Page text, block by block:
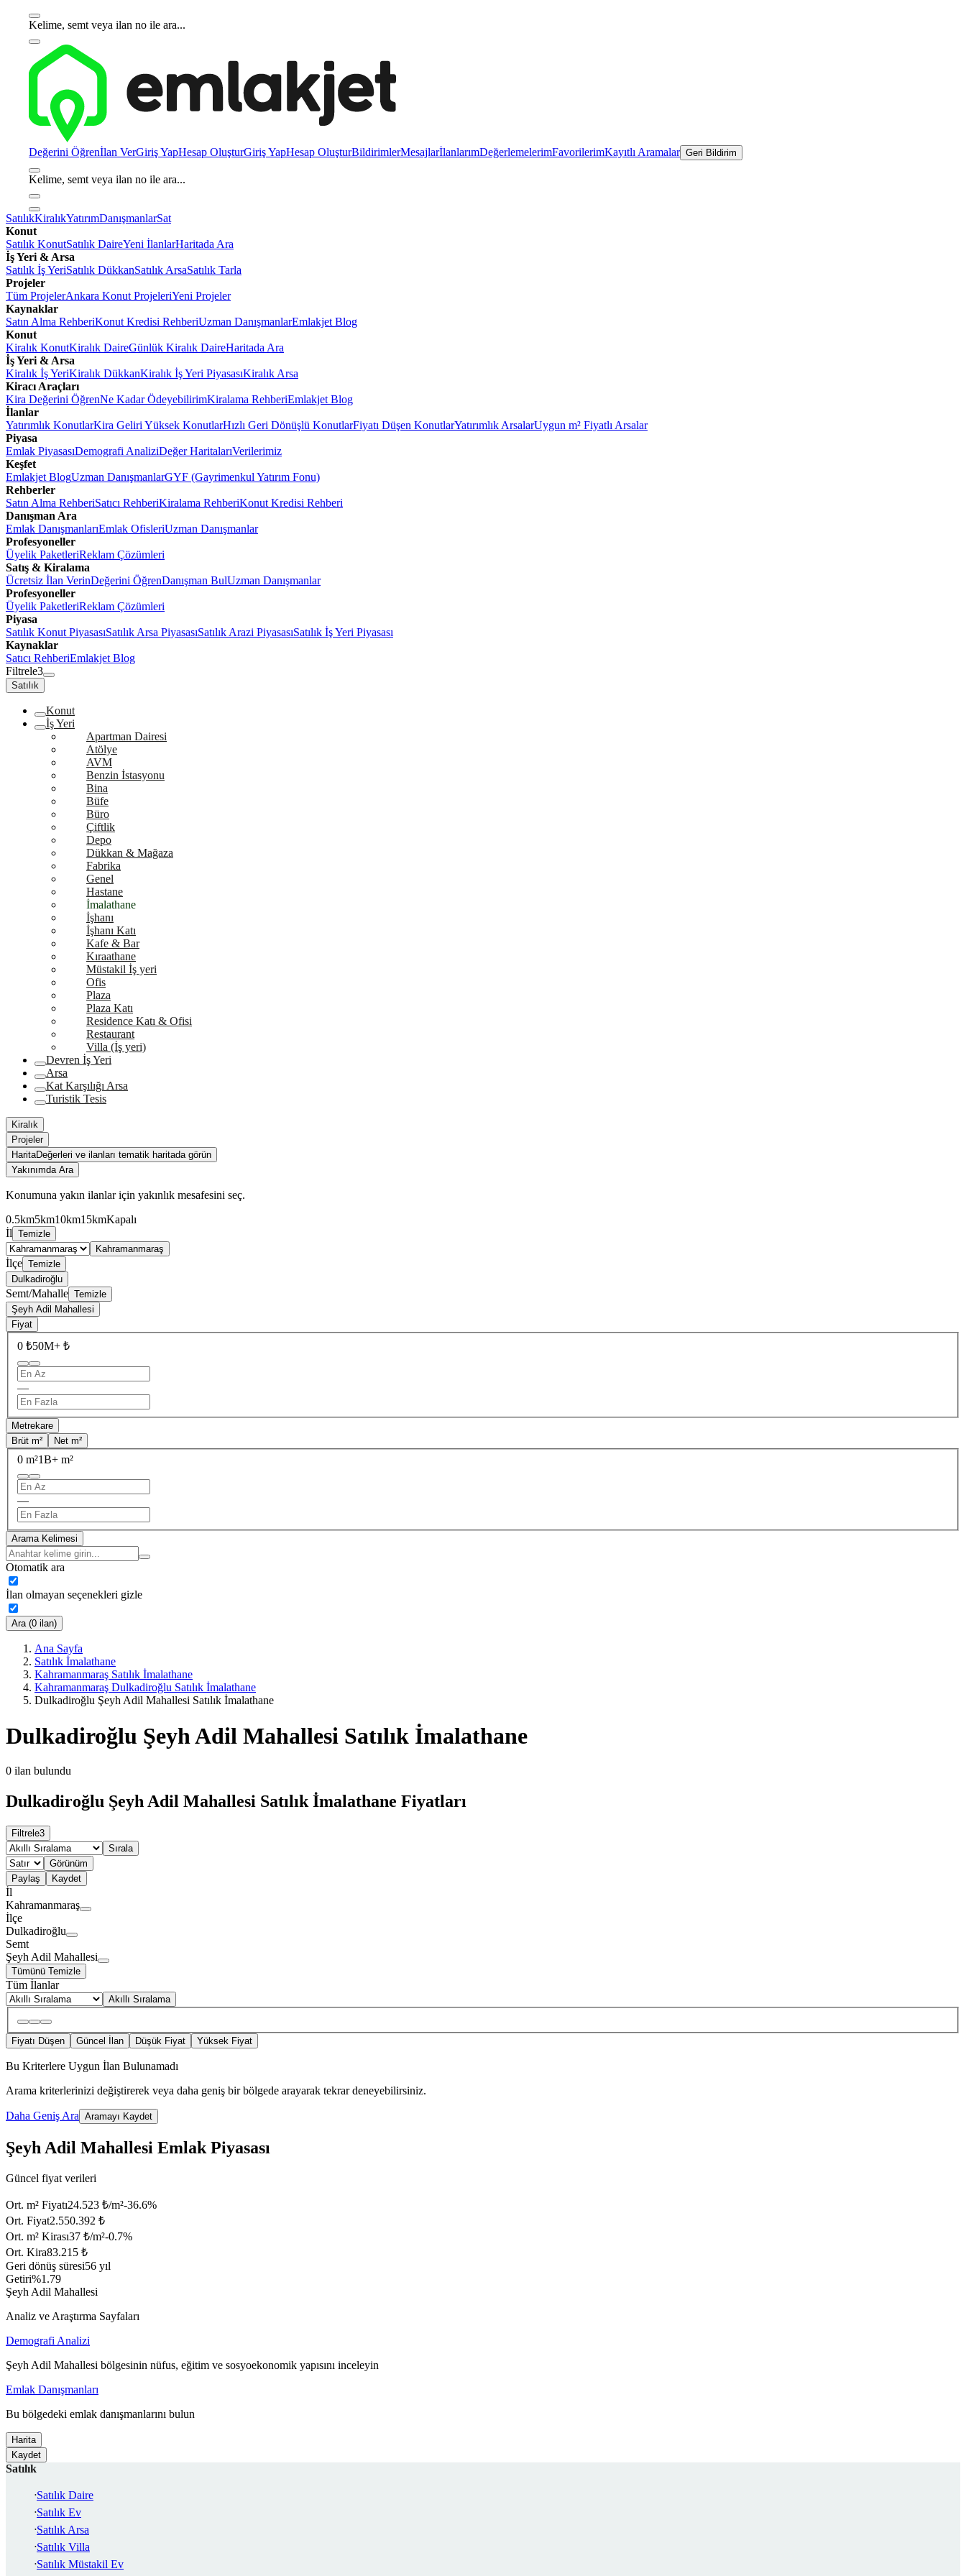
Kelime, semt veya ilan no ile ara...
Değerini Öğrenİlan VerGiriş YapHesap OluşturGiriş YapHesap OluşturBildirimlerMesajlarİlanlarımDeğerlemelerimFavorilerimKayıtlı Aramalar Geri Bildirim
Kelime, semt veya ilan no ile ara...
SatılıkKiralıkYatırımDanışmanlarSat
Konut
Satılık KonutSatılık DaireYeni İlanlarHaritada Ara
İş Yeri & Arsa
Satılık İş YeriSatılık DükkanSatılık ArsaSatılık Tarla
Projeler
Tüm ProjelerAnkara Konut ProjeleriYeni Projeler
Kaynaklar
Satın Alma RehberiKonut Kredisi RehberiUzman DanışmanlarEmlakjet Blog
Konut
Kiralık KonutKiralık DaireGünlük Kiralık DaireHaritada Ara
İş Yeri & Arsa
Kiralık İş YeriKiralık DükkanKiralık İş Yeri PiyasasıKiralık Arsa
Kiracı Araçları
Kira Değerini ÖğrenNe Kadar ÖdeyebilirimKiralama RehberiEmlakjet Blog
İlanlar
Yatırımlık KonutlarKira Geliri Yüksek KonutlarHızlı Geri Dönüşlü KonutlarFiyatı Düşen KonutlarYatırımlık ArsalarUygun m² Fiyatlı Arsalar
Piyasa
Emlak PiyasasıDemografi AnaliziDeğer HaritalarıVerilerimiz
Keşfet
Emlakjet BlogUzman DanışmanlarGYF (Gayrimenkul Yatırım Fonu)
Rehberler
Satın Alma RehberiSatıcı RehberiKiralama RehberiKonut Kredisi Rehberi
Danışman Ara
Emlak DanışmanlarıEmlak OfisleriUzman Danışmanlar
Profesyoneller
Üyelik PaketleriReklam Çözümleri
Satış & Kiralama
Ücretsiz İlan VerinDeğerini ÖğrenDanışman BulUzman Danışmanlar
Profesyoneller
Üyelik PaketleriReklam Çözümleri
Piyasa
Satılık Konut PiyasasıSatılık Arsa PiyasasıSatılık Arazi PiyasasıSatılık İş Yeri Piyasası
Kaynaklar
Satıcı RehberiEmlakjet Blog
Filtrele3
Satılık
Konut
İş Yeri
Apartman Dairesi
Atölye
AVM
Benzin İstasyonu
Bina
Büfe
Büro
Çiftlik
Depo
Dükkan & Mağaza
Fabrika
Genel
Hastane
İmalathane
İşhanı
İşhanı Katı
Kafe & Bar
Kıraathane
Müstakil İş yeri
Ofis
Plaza
Plaza Katı
Residence Katı & Ofisi
Restaurant
Villa (İş yeri)
Devren İş Yeri
Arsa
Kat Karşılığı Arsa
Turistik Tesis
Kiralık
Projeler
HaritaDeğerleri ve ilanları tematik haritada görün
Yakınımda Ara
Konumuna yakın ilanlar için yakınlık mesafesini seç.
0.5km5km10km15kmKapalı
İl Temizle
Kahramanmaraş
İlçe Temizle
Dulkadiroğlu
Semt/Mahalle Temizle
Şeyh Adil Mahallesi
Fiyat
0 ₺50M+ ₺
—
Metrekare
Brüt m²
Net m²
0 m²1B+ m²
—
Arama Kelimesi
Otomatik ara
İlan olmayan seçenekleri gizle
Ara (0 ilan)
Ana Sayfa
Satılık İmalathane
Kahramanmaraş Satılık İmalathane
Kahramanmaraş Dulkadiroğlu Satılık İmalathane
Dulkadiroğlu Şeyh Adil Mahallesi Satılık İmalathane
Dulkadiroğlu Şeyh Adil Mahallesi Satılık İmalathane
0 ilan bulundu
Dulkadiroğlu Şeyh Adil Mahallesi Satılık İmalathane Fiyatları
Filtrele3
Sırala
Görünüm
Paylaş
Kaydet
İl
Kahramanmaraş
İlçe
Dulkadiroğlu
Semt
Şeyh Adil Mahallesi
Tümünü Temizle
Tüm İlanlar
Akıllı Sıralama
Fiyatı Düşen Güncel İlan Düşük Fiyat Yüksek Fiyat
Bu Kriterlere Uygun İlan Bulunamadı
Arama kriterlerinizi değiştirerek veya daha geniş bir bölgede arayarak tekrar deneyebilirsiniz.
Daha Geniş Ara Aramayı Kaydet
Şeyh Adil Mahallesi Emlak Piyasası
Güncel fiyat verileri
Ort. m² Fiyatı24.523 ₺/m²-36.6%
Ort. Fiyat2.550.392 ₺
Ort. m² Kirası37 ₺/m²-0.7%
Ort. Kira83.215 ₺
Geri dönüş süresi56 yıl
Getiri%1.79
Şeyh Adil Mahallesi
Analiz ve Araştırma Sayfaları
Demografi Analizi
Şeyh Adil Mahallesi bölgesinin nüfus, eğitim ve sosyoekonomik yapısını inceleyin
Emlak Danışmanları
Bu bölgedeki emlak danışmanlarını bulun
Harita
Kaydet
Satılık
Satılık Daire
Satılık Ev
Satılık Arsa
Satılık Villa
Satılık Müstakil Ev